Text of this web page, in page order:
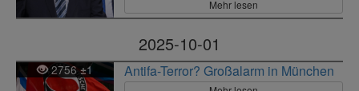
Mehr lesen
2025-10-01
2756±1 Antifa-Terror? Großalarm in München